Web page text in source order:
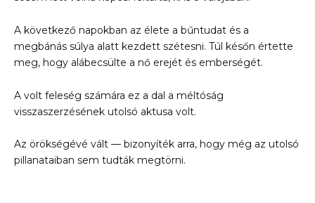
A következő napokban az élete a bűntudat és a
megbánás súlya alatt kezdett szétesni. Túl későn értette
meg, hogy alábecsülte a nő erejét és emberségét.
A volt feleség számára ez a dal a méltóság
visszaszerzésének utolsó aktusa volt.
Az örökségévé vált — bizonyíték arra, hogy még az utolsó
pillanataiban sem tudták megtörni.